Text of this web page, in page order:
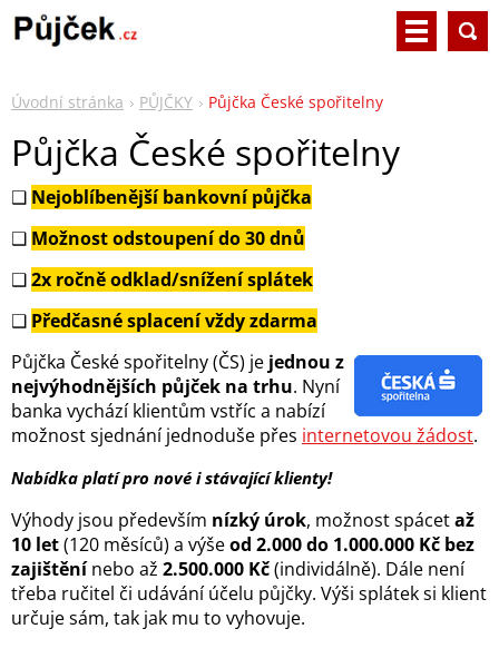
Úvodní stránka PŮJČKY Půjčka České spořitelny
Půjčka České spořitelny
❑ Nejoblíbenější bankovní půjčka
❑ Možnost odstoupení do 30 dnů
❑2x ročně odklad/snížení splátek
❑ Předčasné splacení vždy zdarma
Půjčka České spořitelny (ČS) je jednou z
nejvýhodnějších půjček na trhu. Nyní
banka vychází klientům vstříc a nabízí
možnost sjednání jednoduše přes internetovou žádost.
Nabídka platí pro nové i stávající klienty!
Výhody jsou především nízký úrok, možnost spácetaž
10 let(120 měsíců) a výšeod 2.000 do 1.000.000 Kč bez
zajištěnínebo až 2.500.000 Kč(individálně). Dále není
třeba ručitel či udávání účelu půjčky. Výši splátek si klient
určuje sám, tak jak mu to vyhovuje.